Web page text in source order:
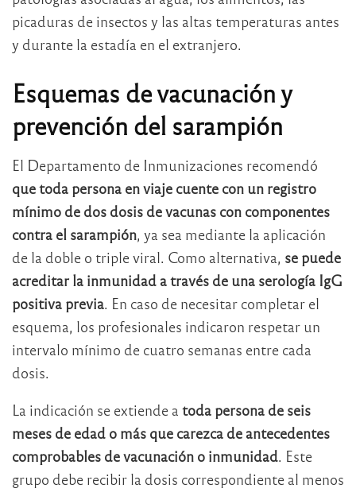
picaduras de insectos y las altas temperaturas antes
y durante la estadía en el extranjero.
Esquemas de vacunación y
prevención del sarampión
El Departamento de Inmunizaciones recomendó
que toda persona en viaje cuente con un registro
mínimo de dos dosis de vacunas con componentes
contra el sarampión, ya sea mediante la aplicación
de la doble o triple viral. Como alternativa, se puede
acreditar la inmunidad a través de una serología IgG
positiva previa. En caso de necesitar completar el
esquema, los profesionales indicaron respetar un
intervalo mínimo de cuatro semanas entre cada
dosis.
La indicación se extiende a toda persona de seis
meses de edad o más que carezca de antecedentes
comprobables de vacunación o inmunidad. Este
grupo debe recibir la dosis correspondiente al menos